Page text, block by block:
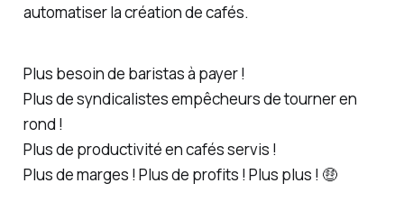
automatiser la création de cafés.
Plus besoin de baristas à payer !
Plus de syndicalistes empêcheurs de tourner en
rond !
Plus de productivité en cafés servis !
Plus de marges ! Plus de profits ! Plus plus ! 🤑